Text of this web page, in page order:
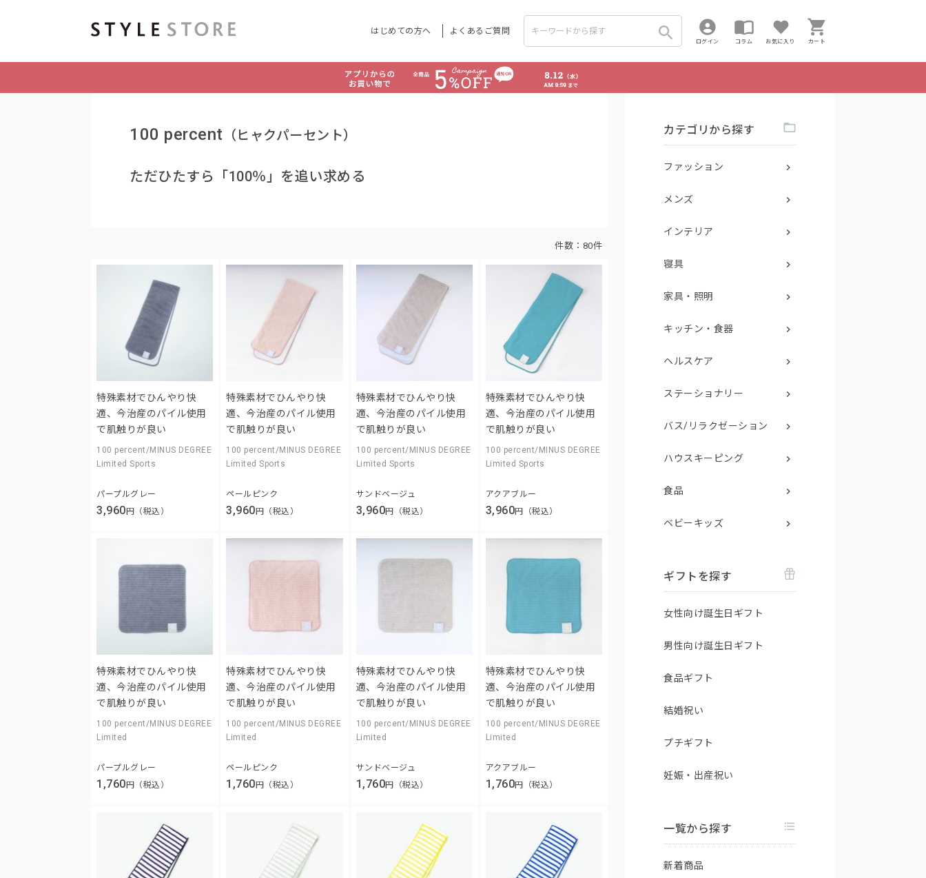
はじめての方へ よくあるご質問
ログイン コラム お気に入り カート
100 percent （ヒャクパーセント）
ただひたすら「100％」を追い求める
件数： 80件
特殊素材でひんやり快
適、今治産のパイル使用
で肌触りが良い
100 percent/MINUS DEGREE
Limited Sports
パープルグレー
3,960円（税込）
特殊素材でひんやり快
適、今治産のパイル使用
で肌触りが良い
100 percent/MINUS DEGREE
Limited Sports
ペールピンク
3,960円（税込）
特殊素材でひんやり快
適、今治産のパイル使用
で肌触りが良い
100 percent/MINUS DEGREE
Limited Sports
サンドベージュ
3,960円（税込）
特殊素材でひんやり快
適、今治産のパイル使用
で肌触りが良い
100 percent/MINUS DEGREE
Limited Sports
アクアブルー
3,960円（税込）
特殊素材でひんやり快
適、今治産のパイル使用
で肌触りが良い
100 percent/MINUS DEGREE
Limited
パープルグレー
1,760 円（税込）
特殊素材でひんやり快
適、今治産のパイル使用
で肌触りが良い
100 percent/MINUS DEGREE
Limited
ペールピンク
1,760 円（税込）
特殊素材でひんやり快
適、今治産のパイル使用
で肌触りが良い
100 percent/MINUS DEGREE
Limited
サンドベージュ
1,760円（税込）
特殊素材でひんやり快
適、今治産のパイル使用
で肌触りが良い
100 percent/MINUS DEGREE
Limited
アクアブルー
1,760円（税込）
カテゴリから探す
ファッション
メンズ
インテリア
寝具
家具・照明
キッチン・食器
ヘルスケア
ステーショナリー
バス/リラクゼーション
ハウスキーピング
食品
ベビーキッズ
ギフトを探す
女性向け誕生日ギフト
男性向け誕生日ギフト
食品ギフト
結婚祝い
プチギフト
妊娠・出産祝い
一覧から探す
新着商品